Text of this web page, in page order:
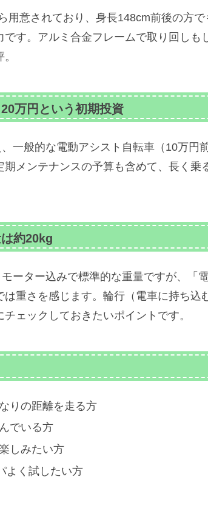
用意されており、身長148cm前後の方
です。アルミ合金フレームで取り回しも
万円という初期投資
一般的な電動アシスト自転車（10万円
メンテナンスの予算も含めて、長く乗
約20kg
ーター込みで標準的な重量ですが、「
は重さを感じます。輪行（電車に持ち
ェックしておきたいポイントです。
りの距離を走る方
でいる方
しみたい方
よく試したい方